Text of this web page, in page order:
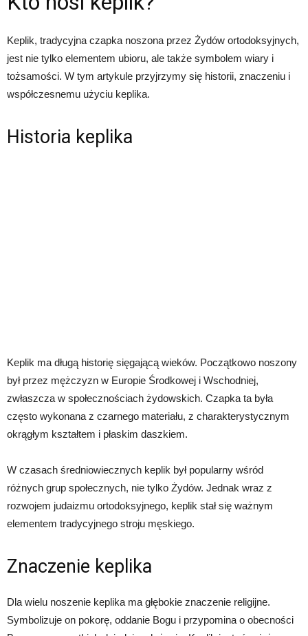
Keplik, tradycyjna czapka noszona przez Żydów ortodoksyjnych,
jest nie tylko elementem ubioru, ale także symbolem wiary i
tożsamości. W tym artykule przyjrzymy się historii, znaczeniu i
współczesnemu użyciu keplika.
Historia keplika
Keplik ma długą historię sięgającą wieków. Początkowo noszony
był przez mężczyzn w Europie Środkowej i Wschodniej,
zwłaszcza w społecznościach żydowskich. Czapka ta była
często wykonana z czarnego materiału, z charakterystycznym
okrągłym kształtem i płaskim daszkiem.
W czasach średniowiecznych keplik był popularny wśród
różnych grup społecznych, nie tylko Żydów. Jednak wraz z
rozwojem judaizmu ortodoksyjnego, keplik stał się ważnym
elementem tradycyjnego stroju męskiego.
Znaczenie keplika
Dla wielu noszenie keplika ma głębokie znaczenie religijne.
Symbolizuje on pokorę, oddanie Bogu i przypomina o obecności